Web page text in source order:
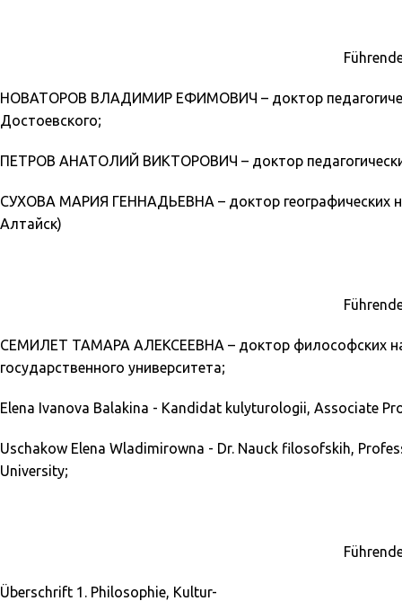
НОВАТОРОВ ВЛАДИМИР ЕФИМОВИЧ – доктор
Достоевского;
ПЕТРОВ АНАТОЛИЙ ВИКТОРОВИЧ – доктор
СУХОВА МАРИЯ ГЕННАДЬЕВНА – доктор географических
Алтайск)
СЕМИЛЕТ ТАМАРА АЛЕКСЕЕВНА – доктор философских
государственного университета;
Elena Ivanova Balakina - Kandidat kulyturologii, Associate
Uschakow Elena Wladimirowna - Dr. Nauck filosofskih,
University;
Überschrift 1. Philosophie, Kultur-